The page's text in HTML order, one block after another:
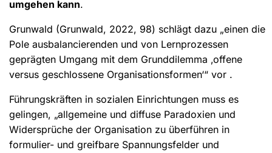
umgehen kann.
Grunwald (Grunwald, 2022, 98) schlägt dazu „einen die
Pole ausbalancierenden und von Lernprozessen
geprägten Umgang mit dem Grunddilemma ‚offene
versus geschlossene Organisationsformen‘“ vor .
Führungskräften in sozialen Einrichtungen muss es
gelingen, „allgemeine und diffuse Paradoxien und
Widersprüche der Organisation zu überführen in
formulier- und greifbare Spannungsfelder und